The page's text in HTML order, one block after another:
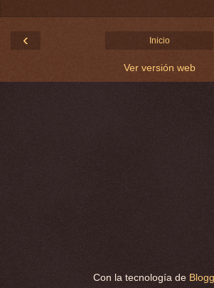
‹ Inicio
Ver versión web
Con la tecnología de